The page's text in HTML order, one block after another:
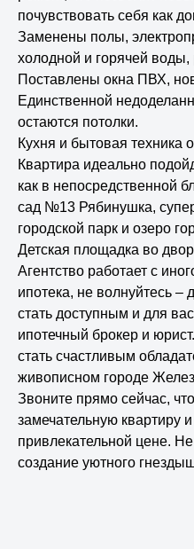
почувствовать себя как
Заменены полы,
холодной и горячей
Поставлены окна ПВХ,
Единственной
остаются потолки.
Кухня и бытовая техника
Квартира идеально
как в непосредственной
сад №13 Рябинушка,
городской парк и озеро
Детская площадка во
Агентство работает с
ипотека, не волнуйтесь
стать доступным и для
ипотечный брокер и
стать счастливым
живописном городе
Звоните прямо сейчас,
замечательную квартиру
привлекательной цене.
создание уютного
Гаврилова Елена
Агент по недвижимости